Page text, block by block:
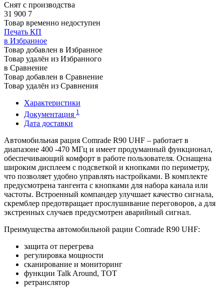
Снят с производства
31 900 7
Товар временно недоступен
Печать КП
в Избранное
Товар добавлен в Избранное
Товар удалён из Избранного
в Сравнение
Товар добавлен в Сравнение
Товар удалён из Сравнения
Характеристики
Документация 1
Дата доставки
Автомобильная рация Comrade R90 UHF – работает в
диапазоне 400 -470 МГц и имеет продуманный функционал,
обеспечивающий комфорт в работе пользователя. Оснащена
широким дисплеем с подсветкой и кнопками по периметру,
что позволяет удобно управлять настройками. В комплекте
предусмотрена тангента с кнопками для набора канала или
частоты. Встроенный компандер улучшает качество сигнала,
скремблер предотвращает прослушивание переговоров, а для
экстренных случаев предусмотрен аварийный сигнал.
Преимущества автомобильной рации Comrade R90 UHF:
защита от перегрева
регулировка мощности
сканирование и мониторинг
функции Talk Around, ТОТ
ретранслятор